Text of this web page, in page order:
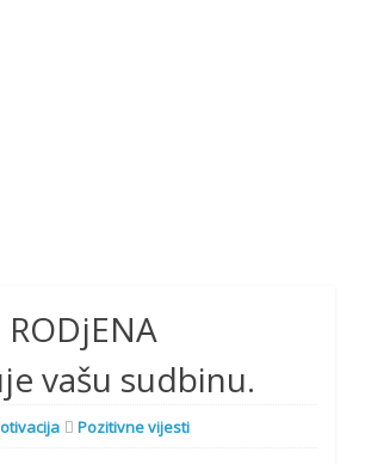
vašu sudbinu.
Pozitivne vijesti